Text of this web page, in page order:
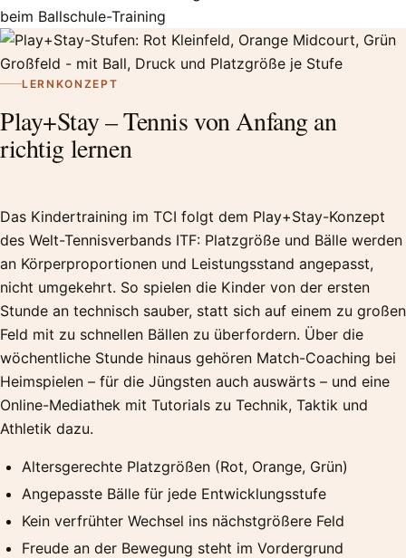
LERNKONZEPT
Play+Stay – Tennis von Anfang an
richtig lernen
Das Kindertraining im TCI folgt dem Play+Stay-Konzept
des Welt-Tennisverbands ITF: Platzgröße und Bälle werden
an Körperproportionen und Leistungsstand angepasst,
nicht umgekehrt. So spielen die Kinder von der ersten
Stunde an technisch sauber, statt sich auf einem zu großen
Feld mit zu schnellen Bällen zu überfordern. Über die
wöchentliche Stunde hinaus gehören Match-Coaching bei
Heimspielen – für die Jüngsten auch auswärts – und eine
Online-Mediathek mit Tutorials zu Technik, Taktik und
Athletik dazu.
Altersgerechte Platzgrößen (Rot, Orange, Grün)
Angepasste Bälle für jede Entwicklungsstufe
Kein verfrühter Wechsel ins nächstgrößere Feld
Freude an der Bewegung steht im Vordergrund